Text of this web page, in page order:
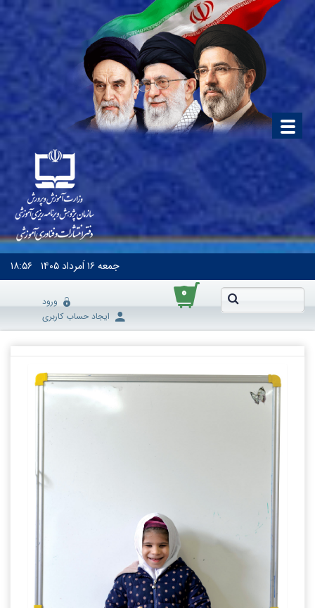
جمعه۱۶ اَمرداد ۱۴۰۵ ۱۸:۵۶
۰
ورود
ایجاد حساب کاربری